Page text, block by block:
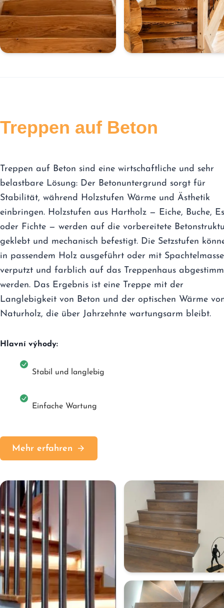
Treppen auf Beton
Treppen auf Beton sind eine wirtschaftliche und sehr
belastbare Lösung: Der Betonuntergrund sorgt für
Stabilität, während Holzstufen Wärme und Ästhetik
einbringen. Holzstufen aus Hartholz — Eiche, Buche,
oder Fichte — werden auf die vorbereitete
geklebt und mechanisch befestigt. Die Setzstufen
in passendem Holz ausgeführt oder mit Spachtelmasse
verputzt und farblich auf das Treppenhaus
werden. Das Ergebnis ist eine Treppe mit der
Langlebigkeit von Beton und der optischen Wärme
Naturholz, die über Jahrzehnte wartungsarm bleibt.
Hlavní výhody:
Stabil und langlebig
Einfache Wartung
Mehr erfahren